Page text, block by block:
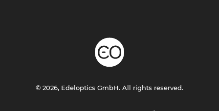
© 2026, Edeloptics GmbH. All rights reserved.